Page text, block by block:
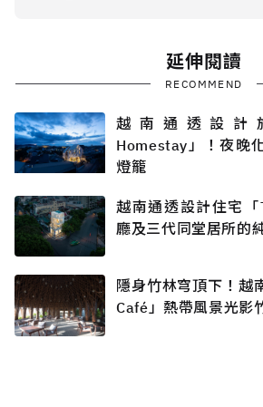
延伸閱讀
RECOMMEND
越南通透設計
Homestay」！夜晚
燈籠
越南通透設計住宅
廳及三代同堂居所的
隱身竹林穹頂下！越
Café」熱帶風景光影